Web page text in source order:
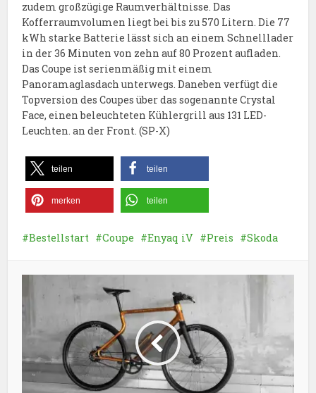
zudem großzügige Raumverhältnisse. Das
Kofferraumvolumen liegt bei bis zu 570 Litern. Die 77
kWh starke Batterie lässt sich an einem Schnelllader
in der 36 Minuten von zehn auf 80 Prozent aufladen.
Das Coupe ist serienmäßig mit einem
Panoramaglasdach unterwegs. Daneben verfügt die
Topversion des Coupes über das sogenannte Crystal
Face, einen beleuchteten Kühlergrill aus 131 LED-
Leuchten. an der Front. (SP-X)
teilen teilen
merken teilen
Bestellstart Coupe Enyaq iV Preis Skoda